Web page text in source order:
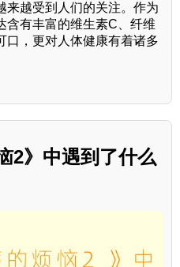
来越受到人们的关注。作为
含有丰富的维生素C、纤维
口，更对人体健康有着诸多
2》中遇到了什么